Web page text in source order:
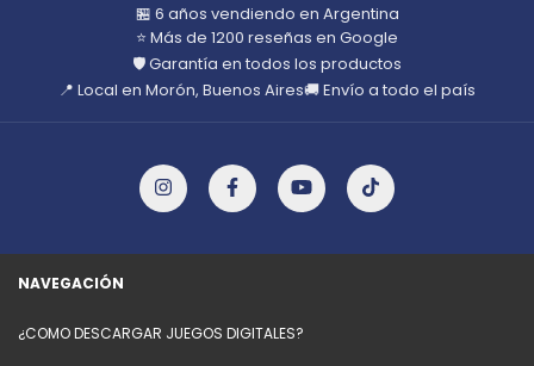
🏪 6 años vendiendo en Argentina
⭐ Más de 1200 reseñas en Google
🛡️ Garantía en todos los productos
📍 Local en Morón, Buenos Aires🚚 Envío a todo el país
NAVEGACIÓN
¿COMO DESCARGAR JUEGOS DIGITALES?